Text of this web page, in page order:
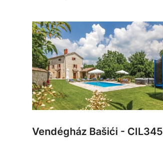
Vendégház Bašići - CIL345